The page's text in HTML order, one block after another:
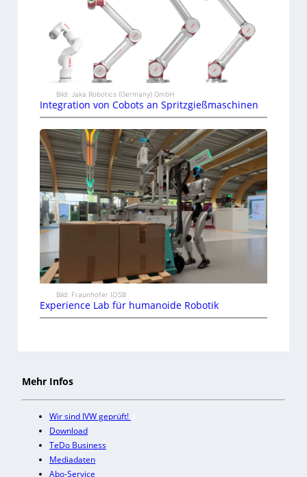
Bild: Jaka Robotics (Germany) GmbH
Integration von Cobots an Spritzgießmaschinen
Bild: Fraunhofer IOSB
Experience Lab für humanoide Robotik
Mehr Infos
Wir sind IVW geprüft!
Download
TeDo Business
Mediadaten
Abo-Service